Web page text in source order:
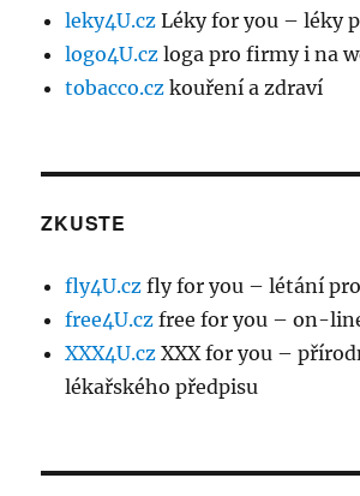
leky4U.cz Léky for you – léky
logo4U.cz loga pro firmy i na
tobacco.cz kouření a zdraví
ZKUSTE
fly4U.cz fly for you – létání
free4U.cz free for you – on-
XXX4U.cz XXX for you –
lékařského předpisu